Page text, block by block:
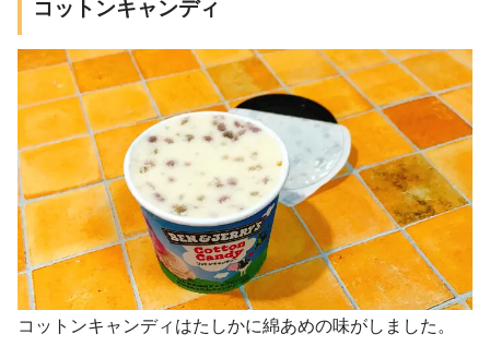
コットンキャンディ
コットンキャンディはたしかに綿あめの味がしました。